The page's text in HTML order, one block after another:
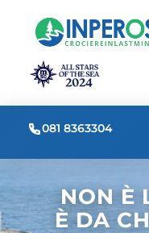
081 8363304
NON È
È DA